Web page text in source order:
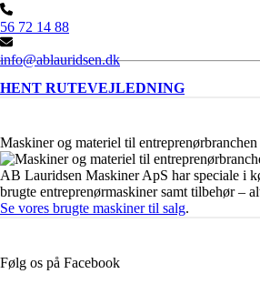
56 72 14 88
info@ablauridsen.dk
HENT RUTEVEJLEDNING
Maskiner og materiel til entreprenørbranchen
AB Lauridsen Maskiner ApS har speciale i
brugte entreprenørmaskiner samt tilbehør –
Se vores brugte maskiner til salg.
Følg os på Facebook